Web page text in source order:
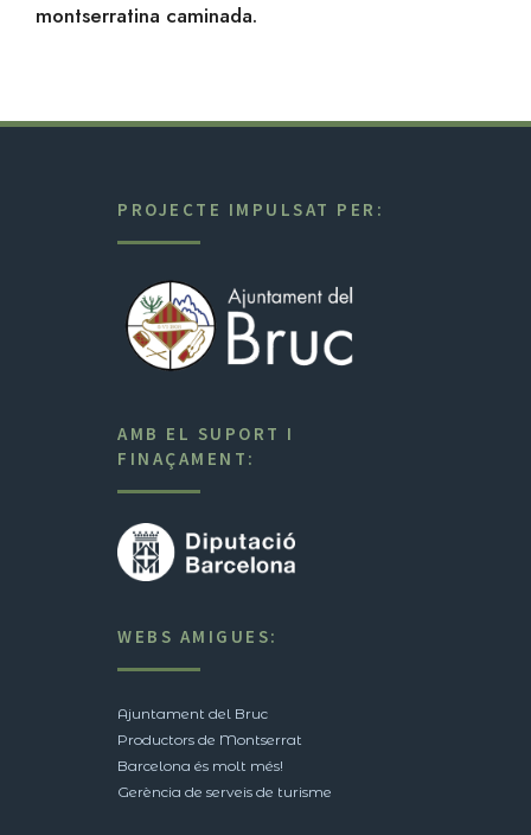
montserratina caminada.
PROJECTE IMPULSAT PER:
AMB EL SUPORT I
FINAÇAMENT:
WEBS AMIGUES:
Ajuntament del Bruc
Productors de Montserrat
Barcelona és molt més!
Gerència de serveis de turisme